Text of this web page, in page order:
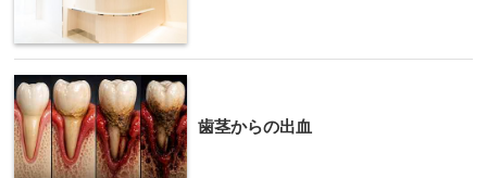
歯茎からの出血